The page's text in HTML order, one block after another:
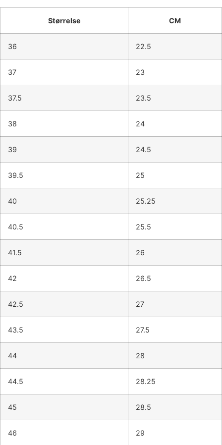
Størrelse CM
36 22.5
37 23
37.5 23.5
38 24
39 24.5
39.5 25
40 25.25
40.5 25.5
41.5 26
42 26.5
42.5 27
43.5 27.5
44 28
44.5 28.25
45 28.5
46 29